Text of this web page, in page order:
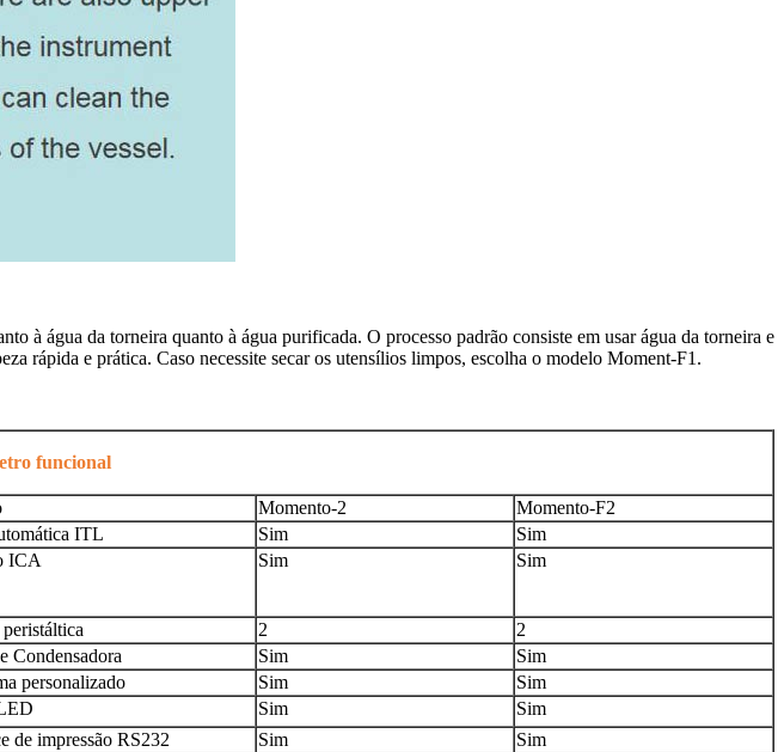
à água da torneira quanto à água purificada. O processo padrão consiste em usar água da torneira e
rápida e prática. Caso necessite secar os utensílios limpos, escolha o modelo Moment-F1.
funcional
Momento-2
Momento-F2
ITL Sim
Sim
ICA Sim Sim
2
2
Condensadora Sim
Sim
personalizado Sim
Sim
Sim
Sim
de impressão RS232 Sim
Sim